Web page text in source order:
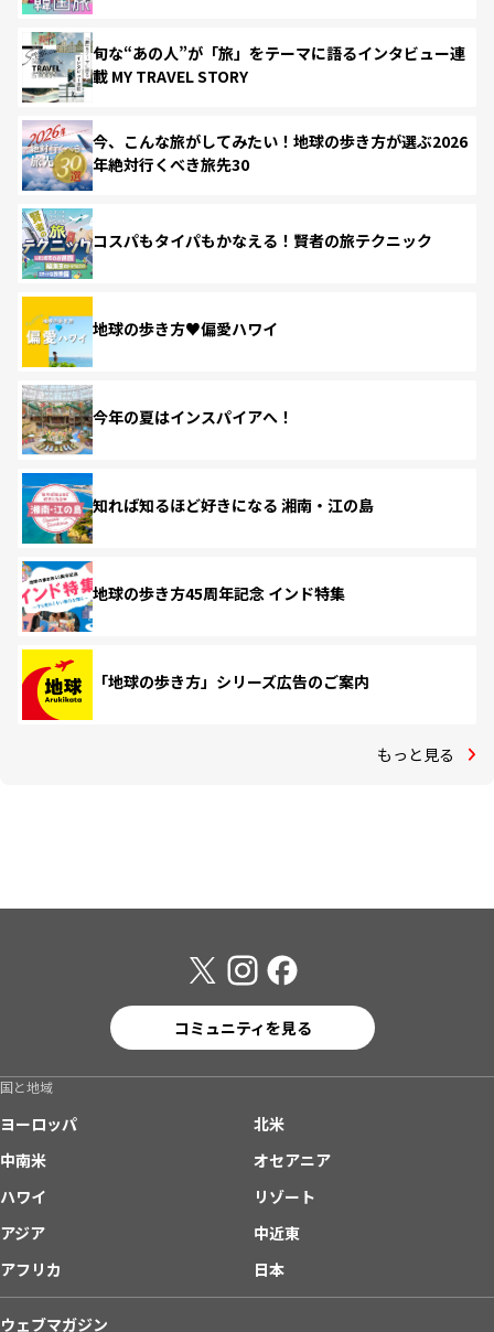
旬な“あの人”が「旅」をテーマに語るインタビュー連
載 MY TRAVEL STORY
今、こんな旅がしてみたい！地球の歩き方が選ぶ2026
年絶対行くべき旅先30
コスパもタイパもかなえる！賢者の旅テクニック
地球の歩き方♥偏愛ハワイ
今年の夏はインスパイアへ！
知れば知るほど好きになる 湘南・江の島
地球の歩き方45周年記念 インド特集
「地球の歩き方」シリーズ広告のご案内
もっと見る
コミュニティを見る
国と地域
ヨーロッパ
北米
中南米
オセアニア
ハワイ
リゾート
アジア
中近東
アフリカ
日本
ウェブマガジン